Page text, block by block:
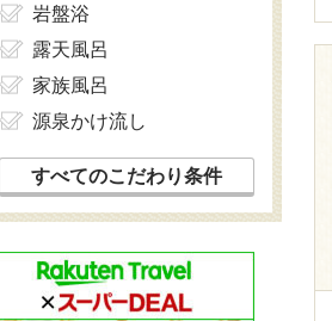
岩盤浴
露天風呂
家族風呂
源泉かけ流し
すべてのこだわり条件